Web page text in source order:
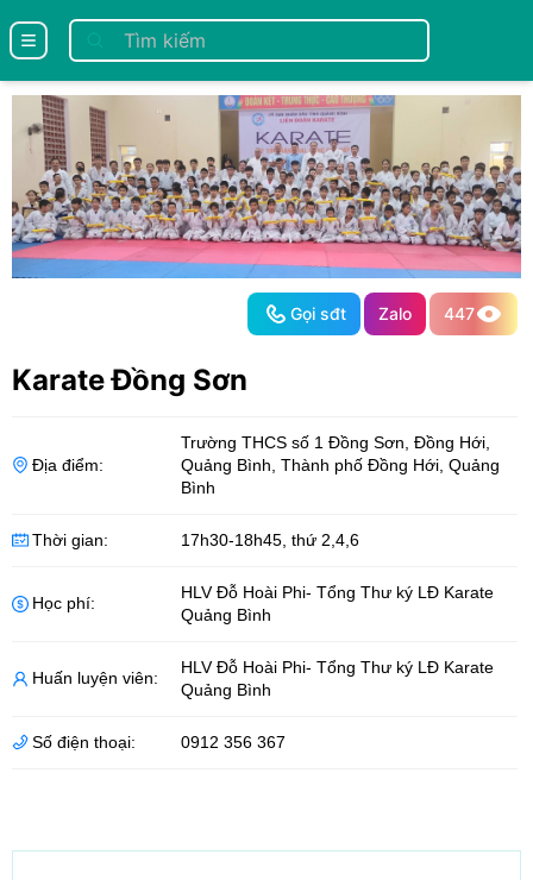
menu
Gọi sđt Zalo 447
Karate Đồng Sơn
Địa điểm:
Trường THCS số 1 Đồng Sơn, Đồng Hới,
Quảng Bình Thành phố Đồng Hới, Quảng
Bình
Thời gian: 17h30-18h45, thứ 2,4,6
Học phí:
HLV Đỗ Hoài Phi- Tổng Thư ký LĐ Karate
Quảng Bình
Huấn luyện viên:
HLV Đỗ Hoài Phi- Tổng Thư ký LĐ Karate
Quảng Bình
Số điện thoại: 0912 356 367